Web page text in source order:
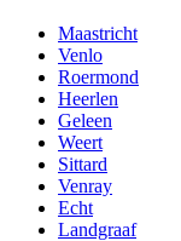
Maastricht
Venlo
Roermond
Heerlen
Geleen
Weert
Sittard
Venray
Echt
Landgraaf